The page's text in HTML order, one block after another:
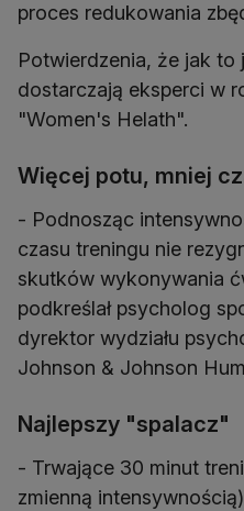
proces redukowania
Potwierdzenia, że jak to
dostarczają eksperci w
"Women's Helath".
Więcej potu, mniej
- Podnosząc
czasu treningu nie
skutków wykonywania
podkreślał psycholog
dyrektor wydziału
Johnson & Johnson
Najlepszy "spalacz"
- Trwające 30 minut
zmienną